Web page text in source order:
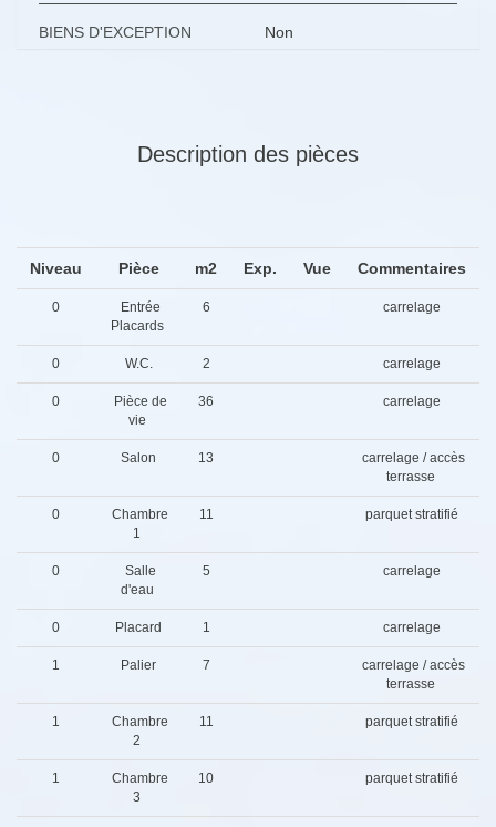
BIENS D'EXCEPTION Non
Description des pièces
Niveau Pièce m2 Exp. Vue Commentaires
0
Entrée
Placards
6 carrelage
0 W.C. 2 carrelage
0
Pièce de
vie
36 carrelage
0 Salon 13
carrelage / accès
terrasse
0
Chambre
1
11 parquet stratifié
0
Salle
d'eau
5 carrelage
0 Placard 1 carrelage
1 Palier 7
carrelage / accès
terrasse
1
Chambre
2
11 parquet stratifié
1
Chambre
3
10 parquet stratifié